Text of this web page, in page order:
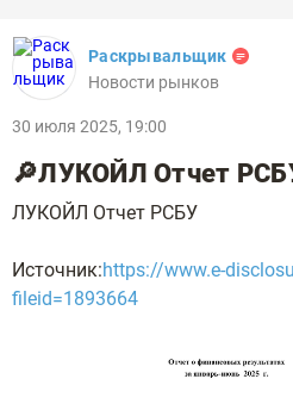
Раскрывальщик
Новости рынков
30 июля 2025, 19:00
🔎ЛУКОЙЛ Отчет
ЛУКОЙЛ Отчет РСБУ
Источник:https://www.e-
fileid=1893664